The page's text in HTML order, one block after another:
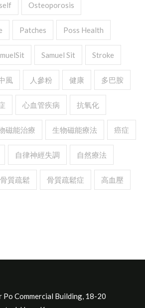
Osteoporosis
Patches Poss Health
Samuel Sit Stroke
風 人參粉 健康 多巴胺
心血管疾病 抗氧化
磁能治療 生物磁能療法 癌症
自律神經失調 自然療法
骨質疏鬆 骨質疏鬆症 高血壓
Po Commercial Building, 18-20